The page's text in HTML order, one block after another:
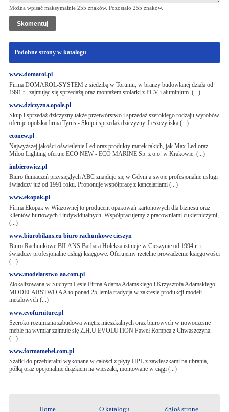
Można wpisać maksymalnie 255 znaków. Pozostało 255 znaków.
Podobne strony w katalogu
www.domarol.pl
Firma DOMAROL-SYSTEM z siedzibą w Toruniu, w branży budowlanej działa od
1991 r., zajmując się sprzedażą oraz montażem stolarki z PCV i aluminium. (...)
www.dziczyzna.opole.pl
Skup i sprzedaż dziczyzny także przetwórstwo i sprzedaż szerokiego rodzaju wyrobów
oferuje opolska firma Tyrus - Skup i sprzedaż dziczyzny. Leszczyńska (...)
econew.pl
Najwyższej jakości oświetlenie Led oraz produkty marek takich, jak Max Led oraz
Miloo Lighting oferuje ECO NEW - ECO MARINE Sp. z o.o. w Krakowie. (...)
imbierowicz.pl
Biuro tłumaczeń przysięgłych ABC znajduje się w Gdyni a swoje profesjonalne usługi
świadczy już od 1991 roku. Proponuje współpracę z kancelariami (...)
www.ekopak.pl
Firma Ekopak w Wiązownej to producent opakowań kartonowych dla biznesu oraz
klientów hurtowych i indywidualnych. Współpracujemy z pracowniami cukierniczymi,
(...)
www.biurobilans.eu biuro rachunkowe cieszyn
Biuro Rachunkowe BILANS Barbara Holeksa istnieje w Cieszynie od 1994 r. i
świadczy profesjonalne usługi księgowe. Oferujemy rzetelne prowadzenie księgowości
(...)
www.modelarstwo-aa.com.pl
Zlokalizowana w Suchym Lesie Firma Adama Adamskiego i Krzysztofa Adamskiego -
MODELARSTWO AA to ponad 25-letnia tradycja w zakresie produkcji modeli
metalowych (...)
www.evofurniture.pl
Szeroko rozumianą zabudową wnętrz mieszkalnych oraz biurowych w nowoczesne
meble na wymiar zajmuje się Z.H.U.EVOLUTION Paweł Rompca z Chwaszczyna.
(...)
www.formamebel.com.pl
Szafki do przebieralni wykonane w całości z płyty HPL z zawieszkami na ubrania,
półką oraz opcjonalnie drążkiem na wieszaki, montowane w ciągi (...)
Home O katalogu Zgłoś stronę